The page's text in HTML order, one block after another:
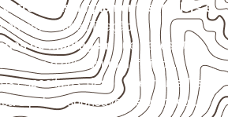
carrocerias, implementos, trailers e
especificação.
de montagem que necessitam
formato e espessura definidos.
específicos, desde que validados
e pelo responsável pelo projeto.